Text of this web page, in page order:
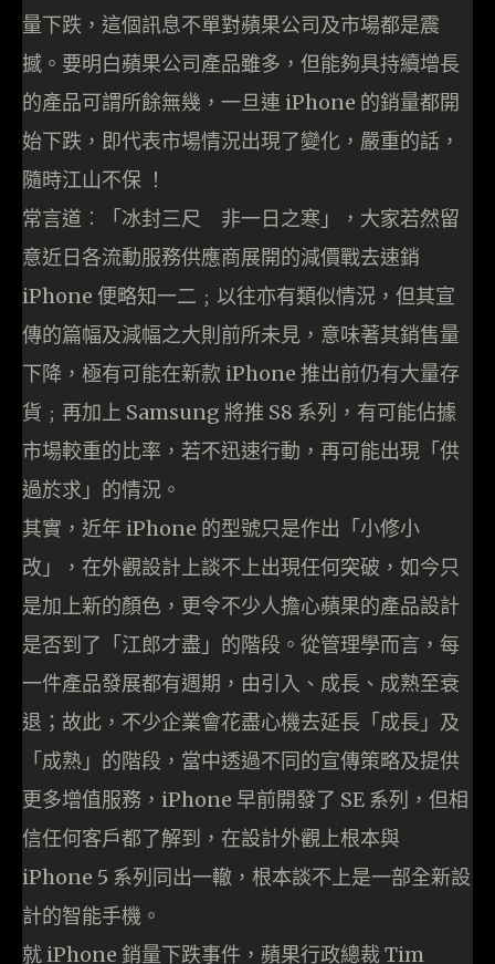
量下跌，這個訊息不單對蘋果公司及市場都是震
撼。要明白蘋果公司產品雖多，但能夠具持續增長
的產品可謂所餘無幾，一旦連 iPhone 的銷量都開
始下跌，即代表市場情況出現了變化，嚴重的話，
隨時江山不保 ！
常言道︰「冰封三尺 非一日之寒」，大家若然留
意近日各流動服務供應商展開的減價戰去速銷
iPhone 便略知一二﹔以往亦有類似情況，但其宣
傳的篇幅及減幅之大則前所未見，意味著其銷售量
下降，極有可能在新款 iPhone 推出前仍有大量存
貨﹔再加上 Samsung 將推 S8 系列，有可能佔據
市場較重的比率，若不迅速行動，再可能出現「供
過於求」的情況。
其實，近年 iPhone 的型號只是作出「小修小
改」，在外觀設計上談不上出現任何突破，如今只
是加上新的顏色，更令不少人擔心蘋果的產品設計
是否到了「江郎才盡」的階段。從管理學而言，每
一件產品發展都有週期，由引入、成長、成熟至衰
退；故此，不少企業會花盡心機去延長「成長」及
「成熟」的階段，當中透過不同的宣傳策略及提供
更多增值服務，iPhone 早前開發了 SE 系列，但相
信任何客戶都了解到，在設計外觀上根本與
iPhone 5 系列同出一轍，根本談不上是一部全新設
計的智能手機。
就 iPhone 銷量下跌事件，蘋果行政總裁 Tim